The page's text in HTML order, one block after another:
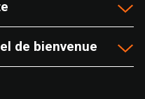
de bienvenue